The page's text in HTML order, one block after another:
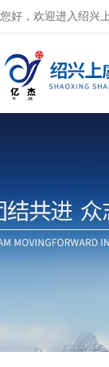
您好，欢迎进入绍兴